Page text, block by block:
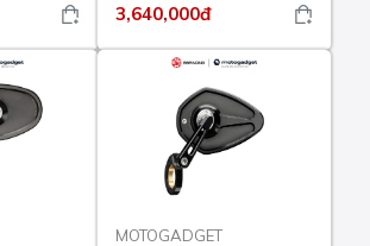
3,640,000đ
MOTOGADGET